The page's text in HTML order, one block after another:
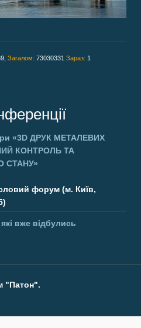
Загалом: 73030331 Зараз: 1
«3D ДРУК МЕТАЛЕВИХ
КОНТРОЛЬ ТА
СТАНУ»
форум (м. Київ,
вже відбулись
"Патон".